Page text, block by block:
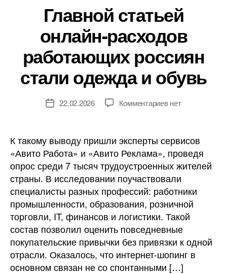
Главной статьей
онлайн-расходов
работающих россиян
стали одежда и обувь
Дата22.02.2026 Комментариевк
онлайн-
расходов
работающих
россиян
стали
одежда
и
нет
К такому выводу пришли эксперты сервисов
«Авито Работа» и «Авито Реклама», проведя
опрос среди 7 тысяч трудоустроенных жителей
страны. В исследовании поучаствовали
специалисты разных профессий: работники
промышленности, образования, розничной
торговли, IT, финансов и логистики. Такой
состав позволил оценить повседневные
покупательские привычки без привязки к одной
отрасли. Оказалось, что интернет-шопинг в
основном связан не со спонтанными […]